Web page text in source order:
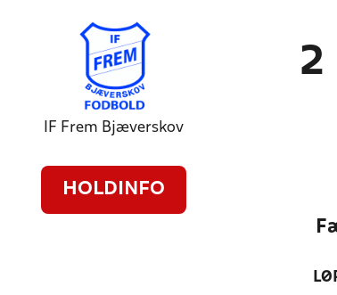
IF Frem Bjæverskov
HOLDINFO
2